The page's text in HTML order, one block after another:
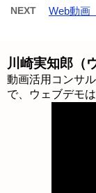
NEXT Web動画
川崎実知郎（
動画活用コンサ
で、ウェブデモ